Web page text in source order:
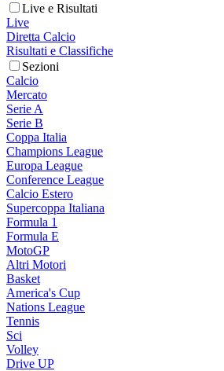
Live e Risultati
Live
Diretta Calcio
Risultati e Classifiche
Sezioni
Calcio
Mercato
Serie A
Serie B
Coppa Italia
Champions League
Europa League
Conference League
Calcio Estero
Supercoppa Italiana
Formula 1
Formula E
MotoGP
Altri Motori
Basket
America's Cup
Nations League
Tennis
Sci
Volley
Drive UP